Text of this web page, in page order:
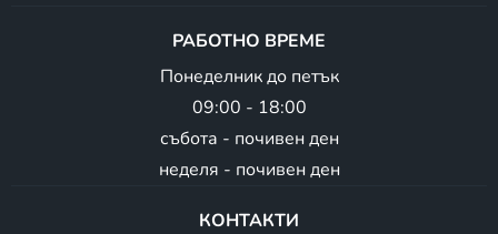
РАБОТНО ВРЕМЕ
Понеделник до петък
09:00 - 18:00
събота - почивен ден
неделя - почивен ден
КОНТАКТИ